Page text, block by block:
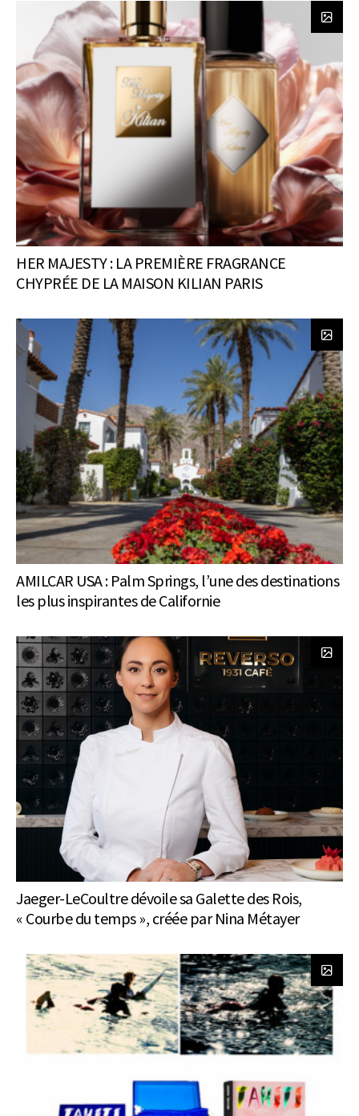
HER MAJESTY : LA PREMIÈRE FRAGRANCE
CHYPRÉE DE LA MAISON KILIAN PARIS
AMILCAR USA : Palm Springs, l’une des destinations
les plus inspirantes de Californie
Jaeger-LeCoultre dévoile sa Galette des Rois,
« Courbe du temps », créée par Nina Métayer